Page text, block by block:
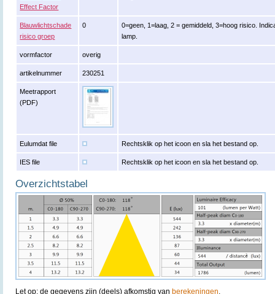
Effect Factor
Blauwlichtschade
risico groep
0
0=geen, 1=laag, 2 = gemiddeld, 3=hoog risico.
lamp.
vormfactor overig
artikelnummer 230251
Meetrapport
(PDF)
Eulumdat file Rechtsklik op het icoon en sla het bestand op.
IES file Rechtsklik op het icoon en sla het bestand op.
Overzichtstabel
Let op: de gegevens zijn (deels) afkomstig van berekeningen.